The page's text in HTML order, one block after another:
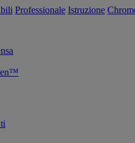
Professionale Istruzione